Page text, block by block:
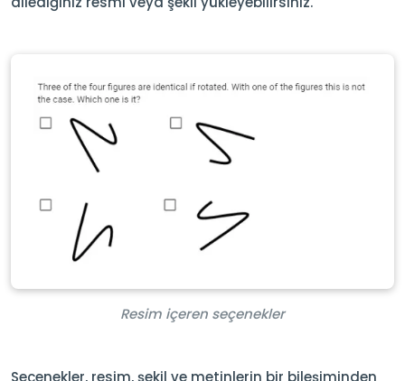
Resim içeren seçenekler
Seçenekler, resim, şekil ve metinlerin bir bileşiminden